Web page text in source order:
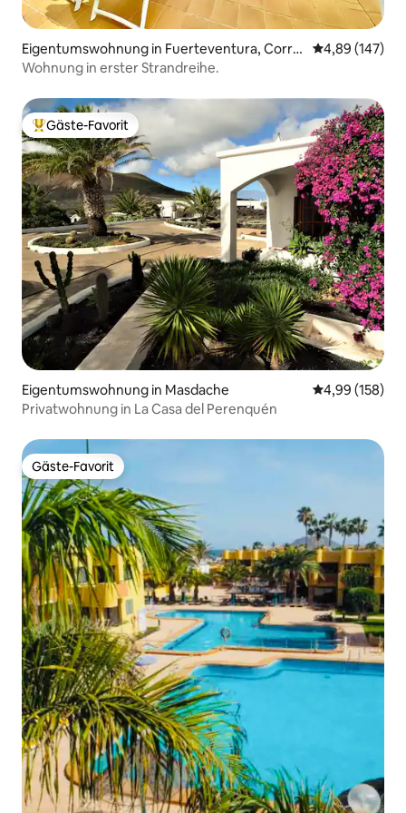
Eigentumswohnung in Fuerteventura, Corral
ejo
4,89 (147)
Wohnung in erster Strandreihe.
Beliebter Gäste-Favorit.
Gäste-Favorit
Eigentumswohnung in Masdache
4,99 (158)
Privatwohnung in La Casa del Perenquén
Gäste-Favorit
Gäste-Favorit